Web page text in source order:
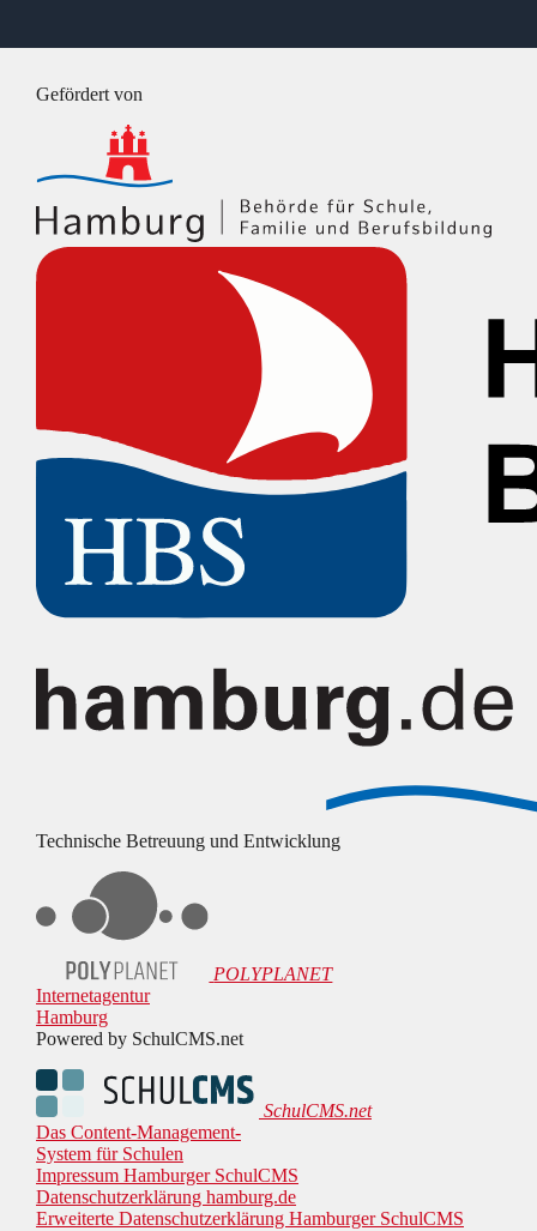
@
Gefördert von
Technische Betreuung und Entwicklung
POLYPLANET
Internetagentur
Hamburg
Powered by SchulCMS.net
SchulCMS.net
Das Content-Management-
System für Schulen
Impressum Hamburger SchulCMS
Datenschutzerklärung hamburg.de
Erweiterte Datenschutzerklärung Hamburger SchulCMS